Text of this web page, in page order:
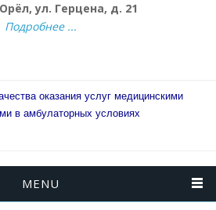
ул. Герцена, д. 21
Подробнее ...
оказания услуг медицинскими
в амбулаторных условиях
MENU